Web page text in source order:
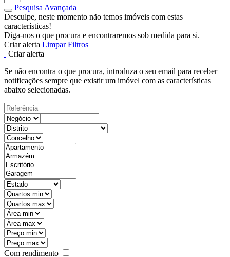
Pesquisa Avançada
Desculpe, neste momento não temos imóveis com estas
características!
Diga-nos o que procura e encontraremos sob medida para si.
Criar alerta Limpar Filtros
Criar alerta
Se não encontra o que procura, introduza o seu email para receber
notificações sempre que existir um imóvel com as características
abaixo selecionadas.
Com rendimento